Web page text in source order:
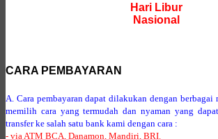
Hari Libur
Nasional
CARA PEMBAYARAN
A. Cara pembayaran dapat dilakukan dengan berbagai
memilih cara yang termudah dan nyaman yang
transfer ke salah satu bank kami dengan cara :
- via ATM BCA, Danamon, Mandiri, BRI.